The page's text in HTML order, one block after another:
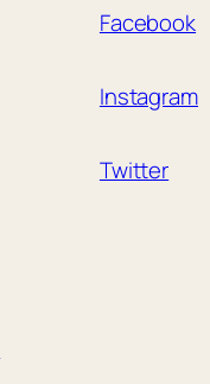
Facebook
Instagram
Twitter